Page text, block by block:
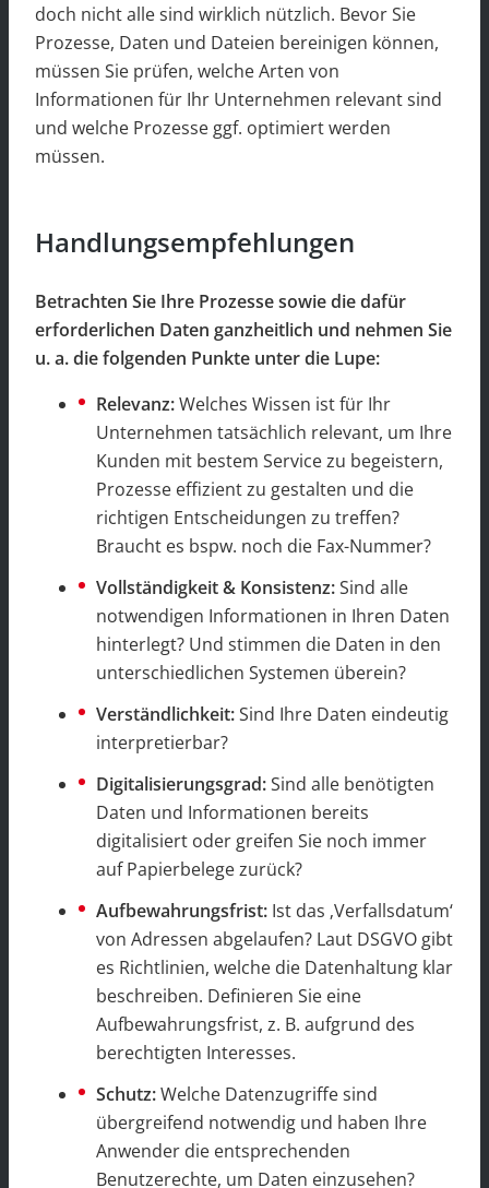
doch nicht alle sind wirklich nützlich. Bevor Sie
Prozesse, Daten und Dateien bereinigen können,
müssen Sie prüfen, welche Arten von
Informationen für Ihr Unternehmen relevant sind
und welche Prozesse ggf. optimiert werden
müssen.
Handlungsempfehlungen
Betrachten Sie Ihre Prozesse sowie die dafür
erforderlichen Daten ganzheitlich und nehmen Sie
u. a. die folgenden Punkte unter die Lupe:
Relevanz:Welches Wissen ist für Ihr
Unternehmen tatsächlich relevant, um Ihre
Kunden mit bestem Service zu begeistern,
Prozesse effizient zu gestalten und die
richtigen Entscheidungen zu treffen?
Braucht es bspw. noch die Fax-Nummer?
Vollständigkeit & Konsistenz:Sind alle
notwendigen Informationen in Ihren Daten
hinterlegt? Und stimmen die Daten in den
unterschiedlichen Systemen überein?
Verständlichkeit:Sind Ihre Daten eindeutig
interpretierbar?
Digitalisierungsgrad:Sind alle benötigten
Daten und Informationen bereits
digitalisiert oder greifen Sie noch immer
auf Papierbelege zurück?
Aufbewahrungsfrist: Ist das ‚Verfallsdatum‘
von Adressen abgelaufen? Laut DSGVO gibt
es Richtlinien, welche die Datenhaltung klar
beschreiben. Definieren Sie eine
Aufbewahrungsfrist, z. B. aufgrund des
berechtigten Interesses.
Schutz:Welche Datenzugriffe sind
übergreifend notwendig und haben Ihre
Anwender die entsprechenden
Benutzerechte, um Daten einzusehen?